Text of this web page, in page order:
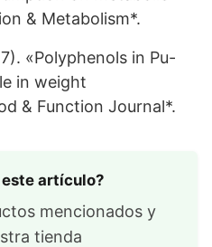
& Metabolism*.
«Polyphenols in Pu-
in weight
& Function Journal*.
artículo?
mencionados y
tienda